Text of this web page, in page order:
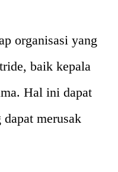
organisasi yang
baik kepala
Hal ini dapat
merusak